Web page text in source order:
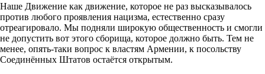
Наше Движение как движение, которое не раз высказывалось
против любого проявления нацизма, естественно сразу
отреагировало. Мы подняли широкую общественность и смогли
не допустить вот этого сборища, которое должно быть. Тем не
менее, опять-таки вопрос к властям Армении, к посольству
Соединённых Штатов остаётся открытым.